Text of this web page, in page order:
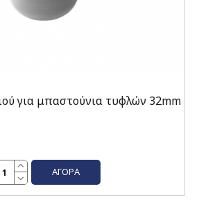
για μπαστούνια τυφλών 32mm
ΑΓΟΡΆ